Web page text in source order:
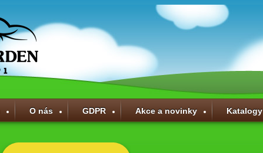
O nás GDPR Akce a novinky Katalogy